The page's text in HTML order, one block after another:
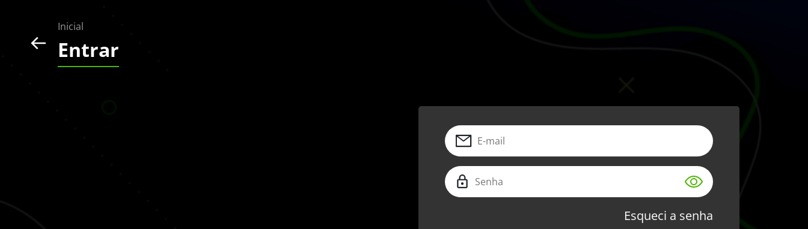
Inicial
Entrar
Esqueci a senha